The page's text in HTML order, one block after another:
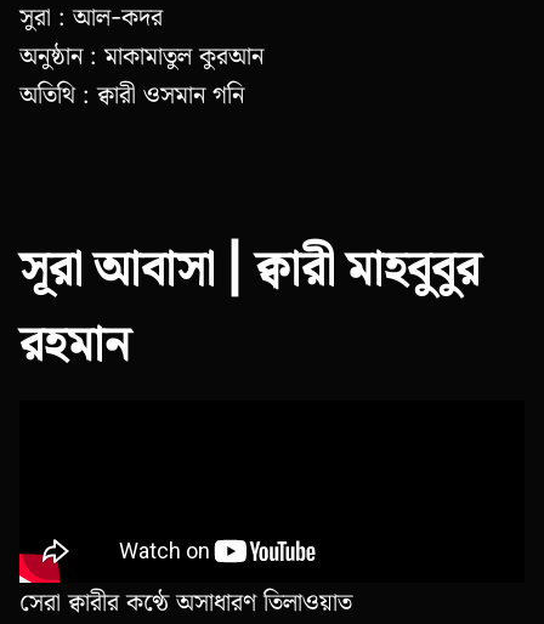
সুরা : আল-কদর
অনুষ্ঠান : মাকামাতুল কুরআন
অতিথি : ক্বারী ওসমান গনি
সূরা আবাসা | ক্বারী মাহবুবুর
রহমান
সেরা ক্বারীর কণ্ঠে অসাধারণ তিলাওয়াত